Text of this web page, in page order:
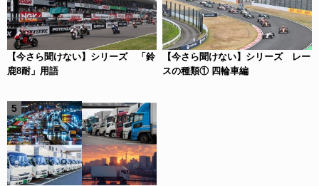
【今さら聞けない】シリーズ 「鈴
鹿8耐」用語
【今さら聞けない】シリーズ レー
スの種類① 四輪車編